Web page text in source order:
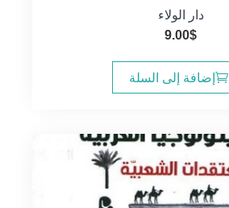
دار الولاء
9.00$
إضافة إلى السلة